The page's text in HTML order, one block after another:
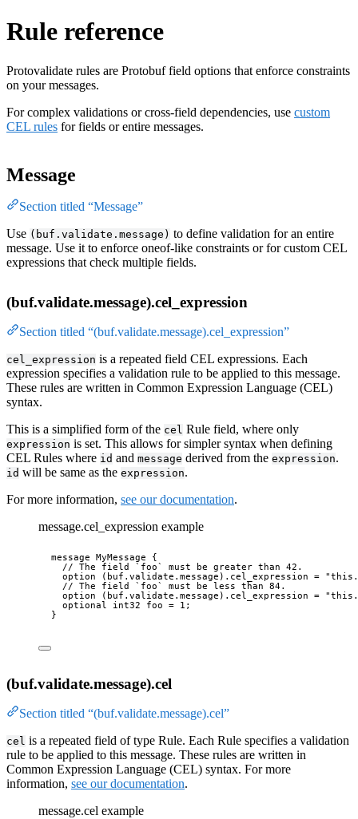
Rule reference
Protovalidate rules are Protobuf field options that enforce constraints
on your messages.
For complex validations or cross-field dependencies, use custom
CEL rules for fields or entire messages.
Message
Section titled “Message”
Use (buf.validate.message) to define validation for an entire
message. Use it to enforce oneof-like constraints or for custom CEL
expressions that check multiple fields.
(buf.validate.message).cel_expression
Section titled “(buf.validate.message).cel_expression”
cel_expression is a repeated field CEL expressions. Each
expression specifies a validation rule to be applied to this message.
These rules are written in Common Expression Language (CEL)
syntax.
This is a simplified form of the cel Rule field, where only
expression is set. This allows for simpler syntax when defining
CEL Rules where id and message derived from the expression.
id will be same as the expression.
For more information, see our documentation.
message.cel_expression example
message MyMessage {
// The field `foo` must be greater than 42.
option
(buf.validate.message).cel_expression =
// The field `foo` must be less than 84.
option
(buf.validate.message).cel_expression =
optional
int32 foo = 1 ;
}
(buf.validate.message).cel
Section titled “(buf.validate.message).cel”
cel is a repeated field of type Rule. Each Rule specifies a validation
rule to be applied to this message. These rules are written in
Common Expression Language (CEL) syntax. For more
information, see our documentation.
message.cel example